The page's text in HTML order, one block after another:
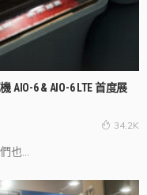
AIO-6 & AIO-6 LTE 首度展
34.2K
也...